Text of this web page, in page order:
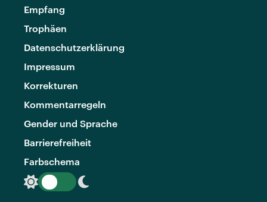
Empfang
Trophäen
Datenschutzerklärung
Impressum
Korrekturen
Kommentarregeln
Gender und Sprache
Barrierefreiheit
Farbschema